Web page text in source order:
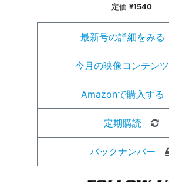
定価 ¥1540
最新号の詳細をみる
今月の映像コンテンツ
Amazonで購入する
定期購読
バックナンバー